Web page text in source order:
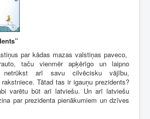
par kādas mazas valstiņas paveco,
taču vienmēr apķērīgo un laipno
netrūkst arī savu cilvēcisku vājību,
Tātad tas ir igauņu prezidents?
varētu būt arī latviešu. Un arī latviešu
par prezidenta pienākumiem un dzīves